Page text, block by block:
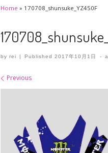
Home » 170708_shunsuke_YZ450F
by rei | Published2017年10月1日 -
Images navigation
Previous